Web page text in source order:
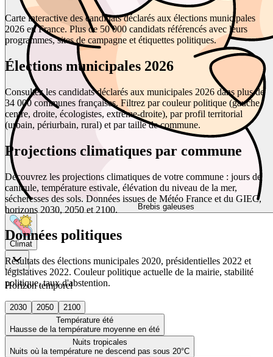
Brebis galeuses
Climat
Horizon temporel
2030 2050
2100
Température été
Hausse de la température moyenne en été
Nuits tropicales
Nuits où la température ne descend pas sous 20°C
Carte interactive des candidats déclarés aux élections municipales
2026 en France. Plus de 50 000 candidats référencés avec leurs
programmes, sites de campagne et étiquettes politiques.
Élections municipales 2026
Consultez les candidats déclarés aux municipales 2026 dans plus de
34 000 communes françaises. Filtrez par couleur politique (gauche,
centre, droite, écologistes, extrême-droite), par profil territorial
(urbain, périurbain, rural) et par taille de commune.
Projections climatiques par commune
Découvrez les projections climatiques de votre commune : jours de
canicule, température estivale, élévation du niveau de la mer,
sécheresses des sols. Données issues de Météo France et du GIEC,
horizons 2030, 2050 et 2100.
Données politiques
Résultats des élections municipales 2020, présidentielles 2022 et
législatives 2022. Couleur politique actuelle de la mairie, stabilité
politique, taux d'abstention.